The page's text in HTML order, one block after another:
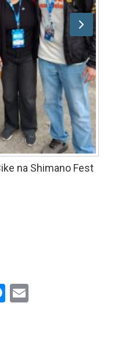
na Shimano Fest
Messenger
Email